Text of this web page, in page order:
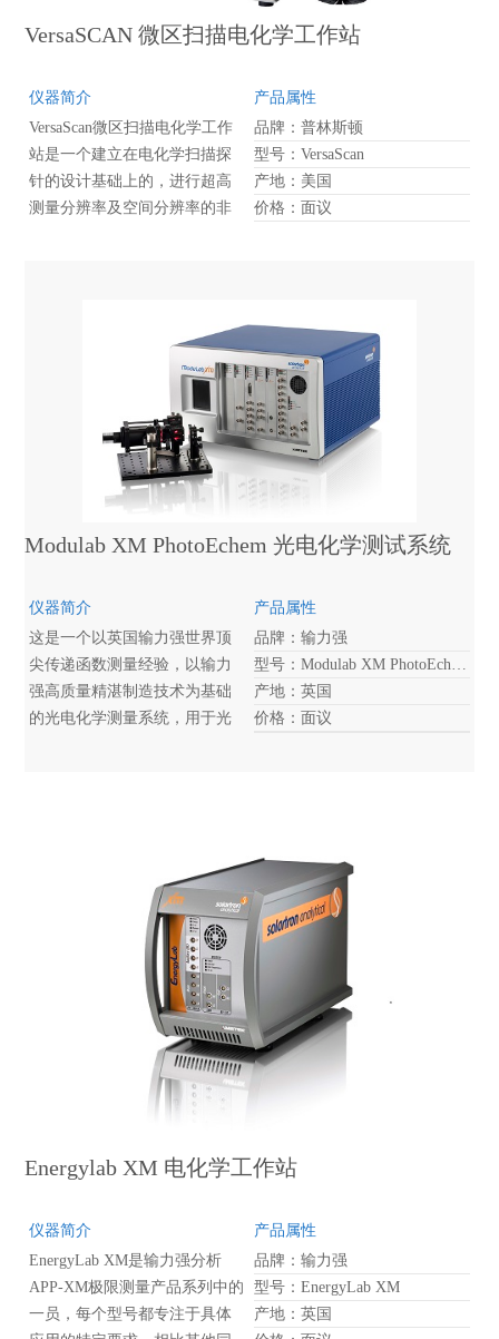
VersaSCAN 微区扫描电化学工作站
仪器简介
VersaScan微区扫描电化学工作
站是一个建立在电化学扫描探
针的设计基础上的，进行超高
测量分辨率及空间分辨率的非
产品属性
品牌：普林斯顿
型号：VersaScan
产地：美国
价格：面议
Modulab XM PhotoEchem 光电化学测试系统
仪器简介
这是一个以英国输力强世界顶
尖传递函数测量经验，以输力
强高质量精湛制造技术为基础
的光电化学测量系统，用于光
产品属性
品牌：输力强
型号：Modulab XM PhotoEchem
产地：英国
价格：面议
Energylab XM 电化学工作站
仪器简介
EnergyLab XM是输力强分析
APP-XM极限测量产品系列中的
一员，每个型号都专注于具体
产品属性
品牌：输力强
型号：EnergyLab XM
产地：英国